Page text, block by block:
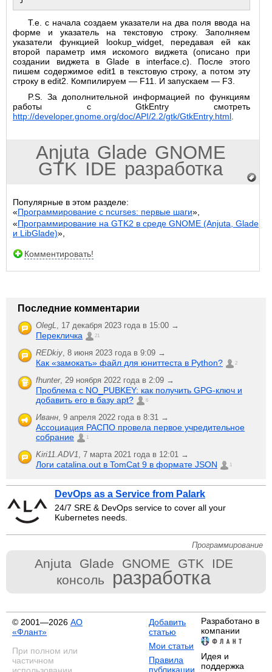
Т.е. с начала создаем указатели на два поля ввода на
форме и указатель на текстовую строку. Заполняем
указатели функцией lookup_widget, передавая ей как
второй параметр имя искомого виджета (описано при
создании виджета в Glade в interface.c). После этого
пишем содержимое edit1 в текстовую строку, а потом эту
строку в edit2. Компилируем — F11. И запускаем — F3.
P.S. За дополнительной информацией по функциям
работы с GtkEntry смотреть
http://developer.gnome.org/doc/API/2.2/gtk/GtkEntry.html
Anjuta Glade GNOME
GTK IDE разработка
Популярные в этом разделе:
«Программирование с ncurses: первые шаги»,
«Программирование на GTK2 в среде GNOME (Anjuta, Glade
и LibGlade)»,
Комментировать!
Последние комментарии
OlegL, 17 декабря 2023 года в 15:00 →
Перекличка 21
REDkiy, 8 июня 2023 года в 9:09 →
Как «замокать» файл для юниттеста в Python? 2
fhunter, 29 ноября 2022 года в 2:09 →
Проблема с NO_PUBKEY: как получить GPG-ключ и
добавить его в базу apt?
6
Иванн, 9 апреля 2022 года в 8:31 →
Ассоциация РАСПО провела первое учредительное
собрание
1
Kiri11.ADV1, 7 марта 2021 года в 12:01 →
Логи catalina.out в TomCat 9 в формате JSON 1
DevOps as a Service from Palark
24/7 SRE & DevOps service to cover all your
Kubernetes needs.
Программирование
Anjuta Glade GNOME GTK
IDE
консоль
разработка
© 2001—2026 АО
«Флант»
При полном или
частичном
Добавить
статью
Мои статьи
Правила
публикации
Разработано в
компании
Идея и
поддержка